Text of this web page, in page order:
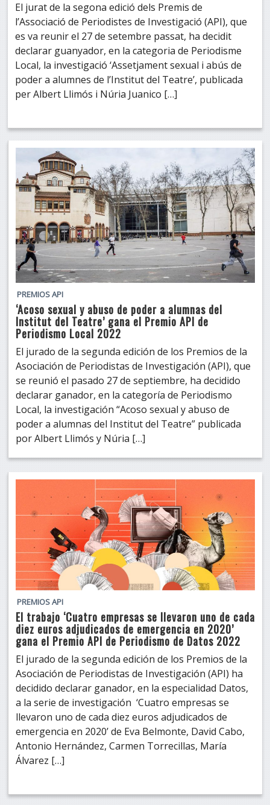
El jurat de la segona edició dels Premis de
l’Associació de Periodistes de Investigació (API), que
es va reunir el 27 de setembre passat, ha decidit
declarar guanyador, en la categoria de Periodisme
Local, la investigació ‘Assetjament sexual i abús de
poder a alumnes de l’Institut del Teatre’, publicada
per Albert Llimós i Núria Juanico […]
PREMIOS API
‘Acoso sexual y abuso de poder a alumnas del
Institut del Teatre’ gana el Premio API de
Periodismo Local 2022
El jurado de la segunda edición de los Premios de la
Asociación de Periodistas de Investigación (API), que
se reunió el pasado 27 de septiembre, ha decidido
declarar ganador, en la categoría de Periodismo
Local, la investigación “Acoso sexual y abuso de
poder a alumnas del Institut del Teatre” publicada
por Albert Llimós y Núria […]
PREMIOS API
El trabajo ‘Cuatro empresas se llevaron uno de cada
diez euros adjudicados de emergencia en 2020’
gana el Premio API de Periodismo de Datos 2022
El jurado de la segunda edición de los Premios de la
Asociación de Periodistas de Investigación (API) ha
decidido declarar ganador, en la especialidad Datos,
a la serie de investigación ‘Cuatro empresas se
llevaron uno de cada diez euros adjudicados de
emergencia en 2020’ de Eva Belmonte, David Cabo,
Antonio Hernández, Carmen Torrecillas, María
Álvarez […]